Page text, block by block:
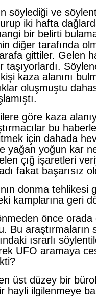
söylediği ve
iki hafta
bir belirti
diğer tarafında
gittiler. Gelen
taşıyorlardı.
kaza alanını
oluşmuştu
göre kaza
bu
için dahada
yağan yoğun kar
çığ işaretleri
fakat başarısız
donma tehlikesi
kamplarına geri
önce
Bu araştırmaların
ısrarlı
UFO aramaya
üst düzey bir
hayli ilgilenmeye